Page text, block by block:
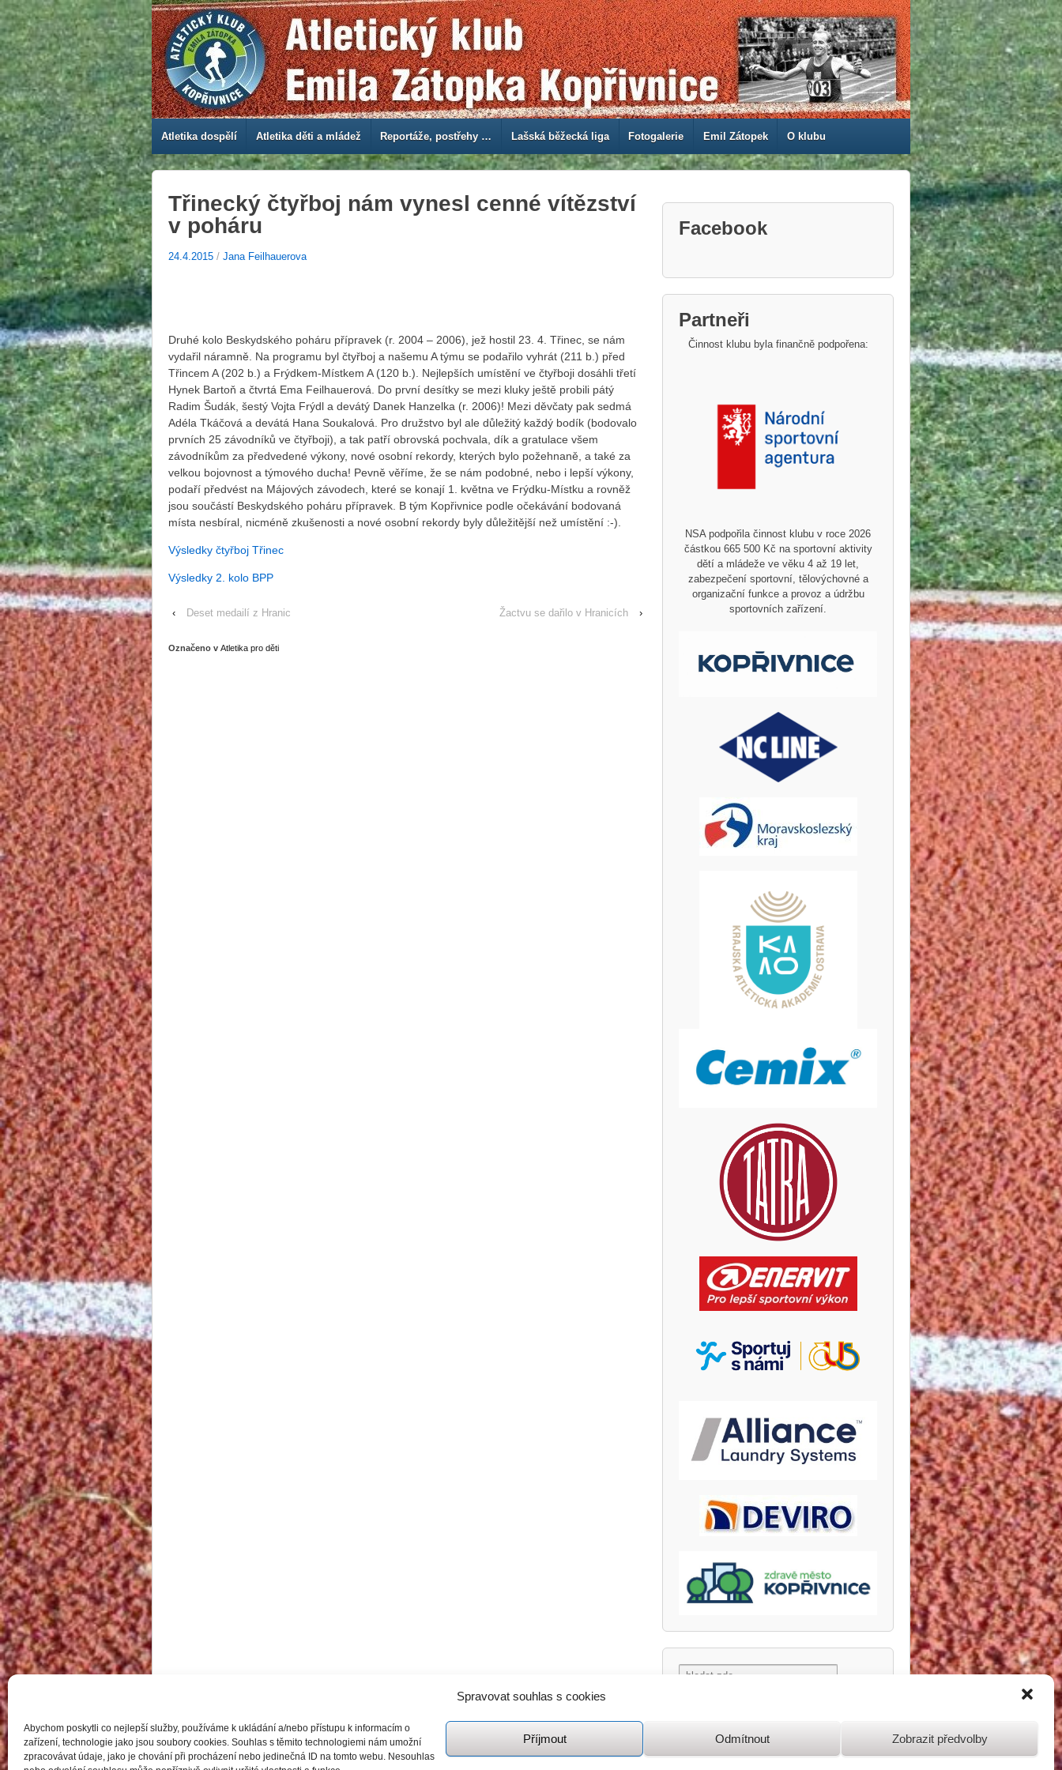
Spravovat souhlas s cookies
Abychom poskytli co nejlepší služby, používáme k ukládání a/nebo přístupu k informacím o
zařízení, technologie jako jsou soubory cookies. Souhlas s těmito technologiemi nám umožní
zpracovávat údaje, jako je chování při procházení nebo jedinečná ID na tomto webu. Nesouhlas
Příjmout Odmítnout Zobrazit předvolby
Atletika dospělí Atletika děti a mládež Reportáže, postřehy … Lašská běžecká liga Fotogalerie Emil Zátopek O klubu
Třinecký čtyřboj nám vynesl cenné vítězství
v poháru
24.4.2015 / Jana Feilhauerova
Druhé kolo Beskydského poháru přípravek (r. 2004 – 2006), jež hostil 23. 4. Třinec, se nám
vydařil náramně. Na programu byl čtyřboj a našemu A týmu se podařilo vyhrát (211 b.) před
Třincem A (202 b.) a Frýdkem-Místkem A (120 b.). Nejlepších umístění ve čtyřboji dosáhli třetí
Hynek Bartoň a čtvrtá Ema Feilhauerová. Do první desítky se mezi kluky ještě probili pátý
Radim Šudák, šestý Vojta Frýdl a devátý Danek Hanzelka (r. 2006)! Mezi děvčaty pak sedmá
Adéla Tkáčová a devátá Hana Soukalová. Pro družstvo byl ale důležitý každý bodík (bodovalo
prvních 25 závodníků ve čtyřboji), a tak patří obrovská pochvala, dík a gratulace všem
závodníkům za předvedené výkony, nové osobní rekordy, kterých bylo požehnaně, a také za
velkou bojovnost a týmového ducha! Pevně věříme, že se nám podobné, nebo i lepší výkony,
podaří předvést na Májových závodech, které se konají 1. května ve Frýdku-Místku a rovněž
jsou součástí Beskydského poháru přípravek. B tým Kopřivnice podle očekávání bodovaná
místa nesbíral, nicméně zkušenosti a nové osobní rekordy byly důležitější než umístění :-).
Výsledky čtyřboj Třinec
Výsledky 2. kolo BPP
‹ Deset medailí z Hranic Žactvu se dařilo v Hranicích ›
Označeno v Atletika pro děti
Facebook
Partneři
Činnost klubu byla finančně podpořena:
NSA podpořila činnost klubu v roce 2026
částkou 665 500 Kč na sportovní aktivity
dětí a mládeže ve věku 4 až 19 let,
zabezpečení sportovní, tělovýchovné a
organizační funkce a provoz a údržbu
sportovních zařízení.